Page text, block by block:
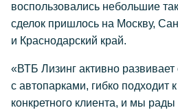
воспользовались небольшие
сделок пришлось на Москву,
и Краснодарский край.
«ВТБ Лизинг активно развивает
с автопарками, гибко подходит
конкретного клиента, и мы